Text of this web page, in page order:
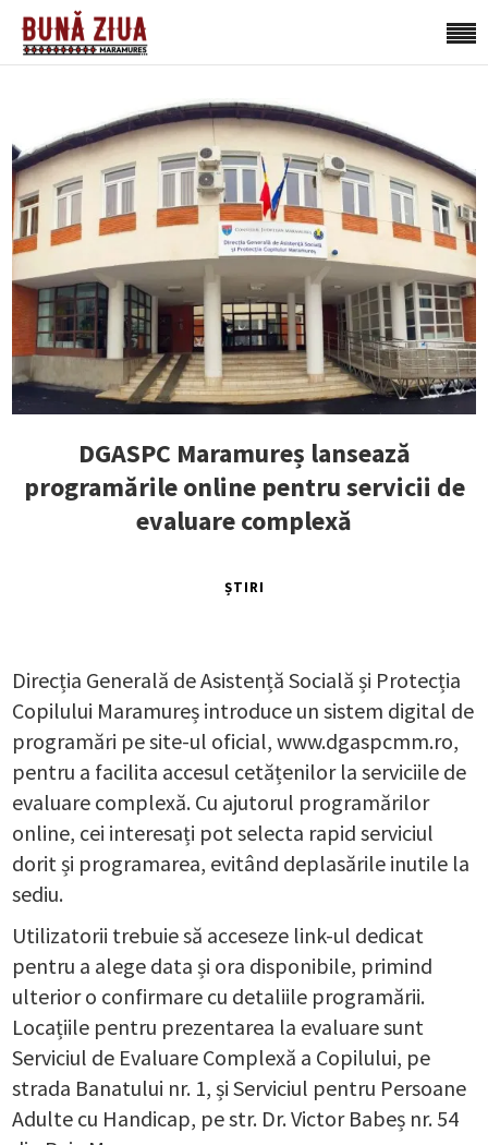
DGASPC Maramureș lansează
programările online pentru servicii de
evaluare complexă
ȘTIRI
Direcția Generală de Asistență Socială și Protecția
Copilului Maramureș introduce un sistem digital de
programări pe site-ul oficial, www.dgaspcmm.ro,
pentru a facilita accesul cetățenilor la serviciile de
evaluare complexă. Cu ajutorul programărilor
online, cei interesați pot selecta rapid serviciul
dorit și programarea, evitând deplasările inutile la
sediu.
Utilizatorii trebuie să acceseze link-ul dedicat
pentru a alege data și ora disponibile, primind
ulterior o confirmare cu detaliile programării.
Locațiile pentru prezentarea la evaluare sunt
Serviciul de Evaluare Complexă a Copilului, pe
strada Banatului nr. 1, și Serviciul pentru Persoane
Adulte cu Handicap, pe str. Dr. Victor Babeș nr. 54